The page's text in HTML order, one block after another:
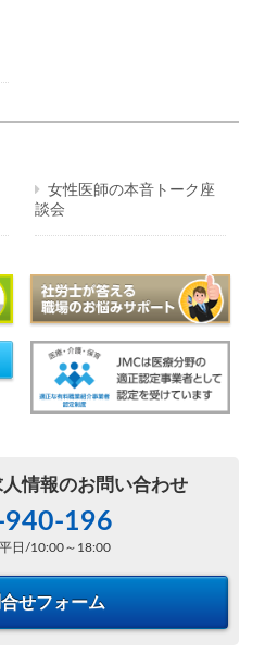
女性医師の本音トーク座
談会
人情報のお問い合わせ
196
日/10:00～18:00
せフォーム